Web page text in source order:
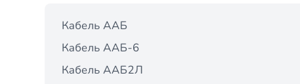
Кабель ААБ
Кабель ААБ-6
Кабель ААБ2Л